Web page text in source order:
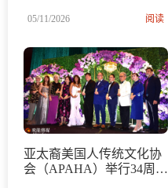
05/11/2026 阅读
亚太裔美国人传统文化协
会（APAHA）举行34周年